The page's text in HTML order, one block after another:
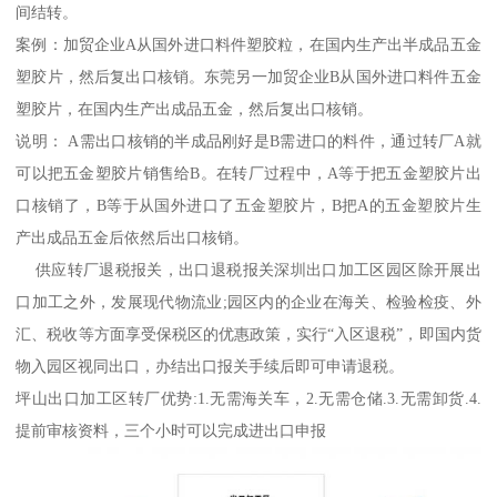
间结转。
案例：加贸企业A从国外进口料件塑胶粒，在国内生产出半成品五金
塑胶片，然后复出口核销。东莞另一加贸企业B从国外进口料件五金
塑胶片，在国内生产出成品五金，然后复出口核销。
说明： A需出口核销的半成品刚好是B需进口的料件，通过转厂A就
可以把五金塑胶片销售给B。在转厂过程中，A等于把五金塑胶片出
口核销了，B等于从国外进口了五金塑胶片，B把A的五金塑胶片生
产出成品五金后依然后出口核销。
供应转厂退税报关，出口退税报关深圳出口加工区园区除开展出
口加工之外，发展现代物流业;园区内的企业在海关、检验检疫、外
汇、税收等方面享受保税区的优惠政策，实行“入区退税”，即国内货
物入园区视同出口，办结出口报关手续后即可申请退税。
坪山出口加工区转厂优势:1.无需海关车，2.无需仓储.3.无需卸货.4.
提前审核资料，三个小时可以完成进出口申报